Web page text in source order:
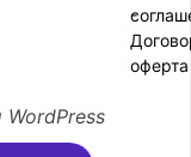
-
оферта